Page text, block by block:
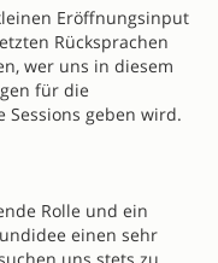
Eröffnungsinput
Rücksprachen
wer uns in diesem
für die
geben wird.
Rolle und ein
einen sehr
uns stets zu